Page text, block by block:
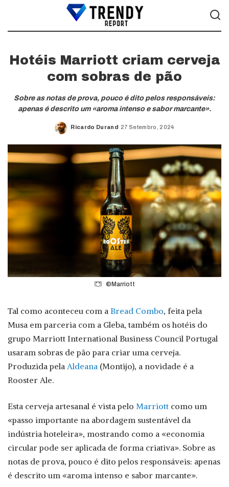
Hotéis Marriott criam cerveja
com sobras de pão
Sobre as notas de prova, pouco é dito pelos responsáveis:
apenas é descrito um «aroma intenso e sabor marcante».
Posted
Ricardo Durand 27 Setembro, 2024
©Marriott
Tal como aconteceu com a Bread Combo, feita pela
Musa em parceria com a Gleba, também os hotéis do
grupo Marriott International Business Council Portugal
usaram sobras de pão para criar uma cerveja.
Produzida pela Aldeana (Montijo), a novidade é a
Rooster Ale.
Esta cerveja artesanal é vista pelo Marriott como um
«passo importante na abordagem sustentável da
indústria hoteleira», mostrando como a «economia
circular pode ser aplicada de forma criativa». Sobre as
notas de prova, pouco é dito pelos responsáveis: apenas
é descrito um «aroma intenso e sabor marcante».